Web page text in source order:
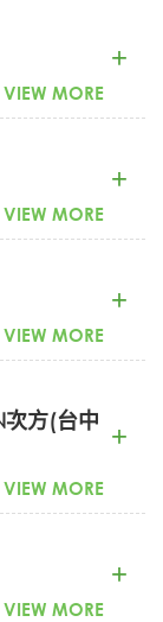
研習
VIEW MORE
(PDF)
VIEW MORE
VIEW MORE
量研習
次方(台中
VIEW MORE
VIEW MORE